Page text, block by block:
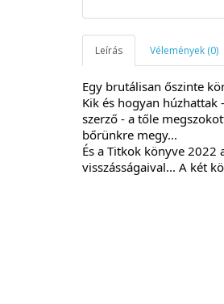
Leírás Vélemények (0)
Egy brutálisan őszinte
Kik és hogyan húzhattak
szerző - a tőle
bőrünkre megy...
És a Titkok könyve 2022
visszásságaival... A két